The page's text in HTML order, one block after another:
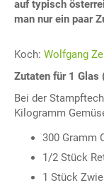
auf typisch
man nur ein paar
Koch: Wolfgang
Zutaten für 1
Bei der
Kilogramm
300 Gramm
1/2 Stück
1 Stück